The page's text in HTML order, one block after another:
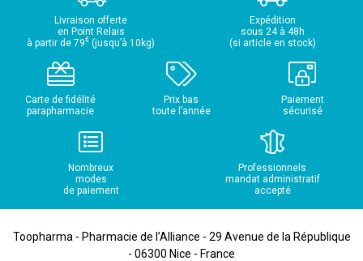
Livraison offerte
en Point Relais
à partir de 79€ (jusqu’à 10kg)
Expédition
sous 24 à 48h
(si article en stock)
Carte de fidélité
parapharmacie
Prix bas
toute l’année
Paiement
sécurisé
Nombreux
modes
de paiement
Professionnels
mandat administratif
accepté
Toopharma - Pharmacie de l’Alliance - 29 Avenue de la République
- 06300 Nice - France